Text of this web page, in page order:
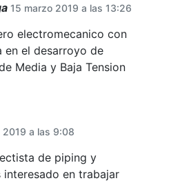
15 marzo 2019 a las 13:26
electromecanico con
en el desarroyo de
Media y Baja Tension
2019 a las 9:08
de piping y
interesado en trabajar